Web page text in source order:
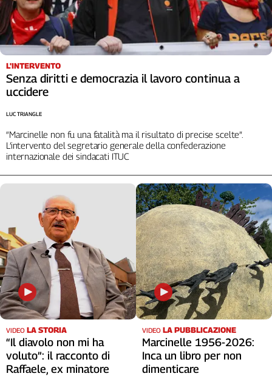
L'INTERVENTO
Senza diritti e democrazia il lavoro continua a
uccidere
“Marcinelle non fu una fatalità ma il risultato di precise scelte”.
L’intervento del segretario generale della confederazione
internazionale dei sindacati ITUC
LUC TRIANGLE
VIDEO LA STORIA
“Il diavolo non mi ha
voluto”: il racconto di
Raffaele, ex minatore
VIDEO LA PUBBLICAZIONE
Marcinelle 1956-2026:
Inca un libro per non
dimenticare